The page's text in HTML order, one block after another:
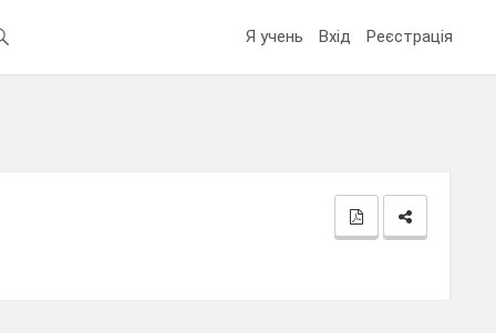
Я учень Вхід Реєстрація